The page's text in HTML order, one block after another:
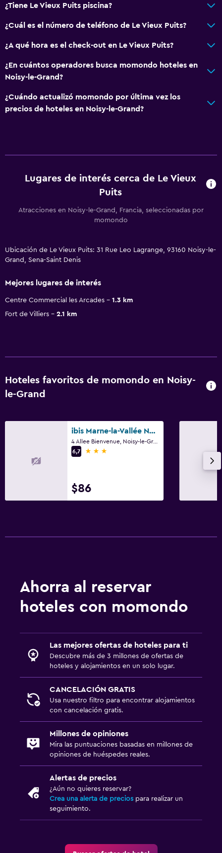
¿Tiene Le Vieux Puits piscina?
¿Cuál es el número de teléfono de Le Vieux Puits?
¿A qué hora es el check-out en Le Vieux Puits?
¿En cuántos operadores busca momondo hoteles en
Noisy-le-Grand?
¿Cuándo actualizó momondo por última vez los
precios de hoteles en Noisy-le-Grand?
Lugares de interés cerca de Le Vieux
Puits
Atracciones en Noisy-le-Grand, Francia, seleccionadas por
momondo
Ubicación de Le Vieux Puits: 31 Rue Leo Lagrange, 93160 Noisy-le-
Grand, Sena-Saint Denis
Mejores lugares de interés
Centre Commercial les Arcades
1.3 km
Fort de Villiers
2.1 km
Hoteles favoritos de momondo en Noisy-
le-Grand
ibis Marne-la-Vallée Noisy
4 Allee Bienvenue, Noisy-le-Grand, Sena-Saint Denis
6,7
3 estrellas
$86
Ahorra al reservar
hoteles con momondo
Las mejores ofertas de hoteles para ti
Descubre más de 3 millones de ofertas de
hoteles y alojamientos en un solo lugar.
CANCELACIÓN GRATIS
Usa nuestro filtro para encontrar alojamientos
con cancelación gratis.
Millones de opiniones
Mira las puntuaciones basadas en millones de
opiniones de huéspedes reales.
Alertas de precios
¿Aún no quieres reservar?
Crea una alerta de precios para realizar un
seguimiento.